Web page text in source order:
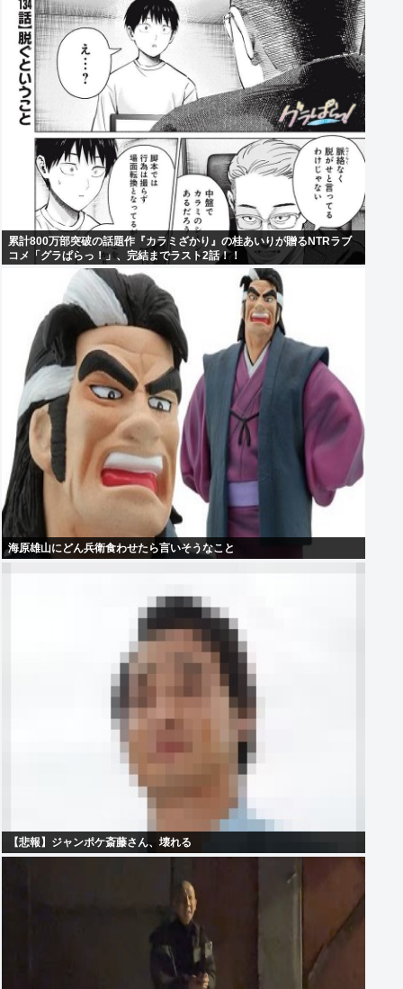
累計800万部突破の話題作『カラミざかり』の桂あいりが贈るNTRラブ
コメ「グラぱらっ！」、完結までラスト2話！！
海原雄山にどん兵衛食わせたら言いそうなこと
【悲報】ジャンポケ斎藤さん、壊れる